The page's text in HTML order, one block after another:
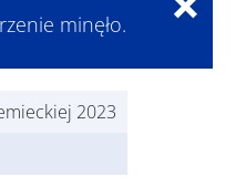
minęło.
×
2023